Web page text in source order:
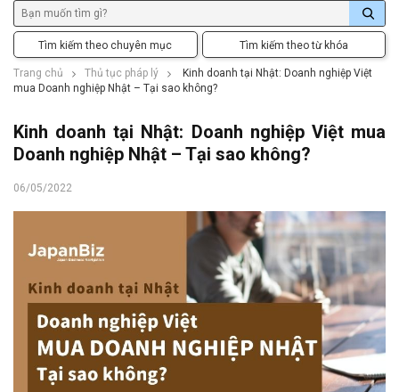
Tìm kiếm theo chuyên mục Tìm kiếm theo từ khóa
Trang chủ Thủ tục pháp lý
Kinh doanh tại Nhật: Doanh nghiệp Việt
mua Doanh nghiệp Nhật – Tại sao không?
Kinh doanh tại Nhật: Doanh nghiệp Việt mua
Doanh nghiệp Nhật – Tại sao không?
06/05/2022